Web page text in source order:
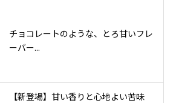
チョコレートのような、とろ甘いフレ
ーバー...
【新登場】甘い香りと心地よい苦味